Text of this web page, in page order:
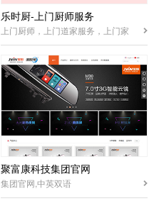
乐时厨-上门厨师服务
上门厨师，上门道家服务，上门家
政
聚富康科技集团官网
集团官网,中英双语